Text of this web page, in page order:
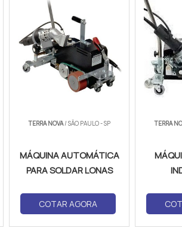
TERRA NOVA/ SÃO PAULO - SP
MÁQUINA AUTOMÁTICA
PARA SOLDAR LONAS
COTAR AGORA
TERRA